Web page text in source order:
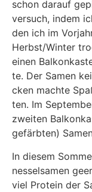
schon dar­auf
ver­such, indem
den ich im
Herbst/Winter
einen
te. Der Samen
cken mach­te
ten. Im
zwei­ten
gefärb­ten)
In die­sem
nes­sel­sa­men
viel Pro­te­in der